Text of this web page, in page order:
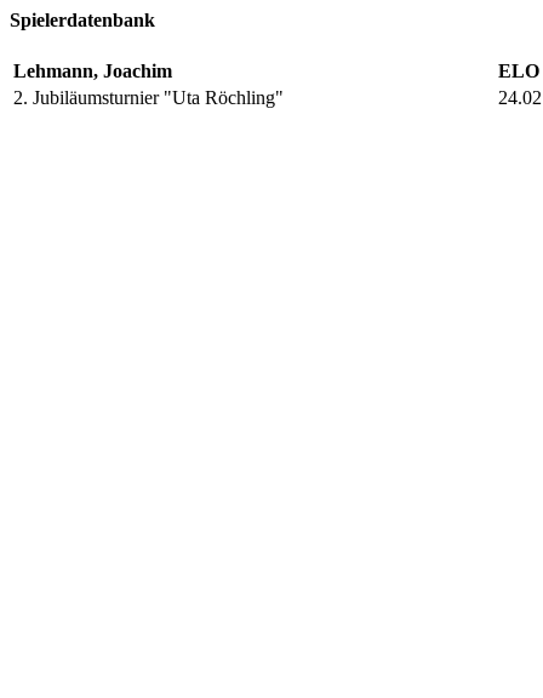
Spielerdatenbank
Lehmann, Joachim
2. Jubiläumsturnier "Uta Röchling"